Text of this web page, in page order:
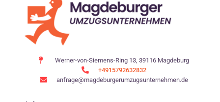
Werner-von-Siemens-Ring 13, 39116 Magdeburg
+4915792632832
anfrage@magdeburgerumzugsunternehmen.de